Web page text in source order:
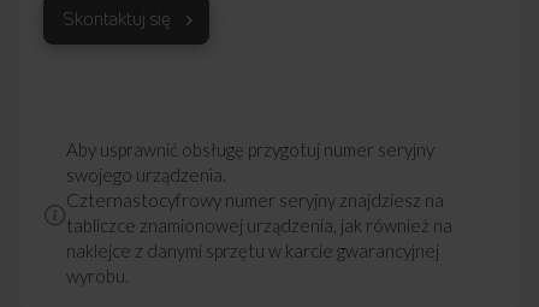
Skontaktuj się
Aby usprawnić obsługę przygotuj numer seryjny
swojego urządzenia.
Czternastocyfrowy numer seryjny znajdziesz na
tabliczce znamionowej urządzenia, jak również na
naklejce z danymi sprzętu w karcie gwarancyjnej
wyrobu.